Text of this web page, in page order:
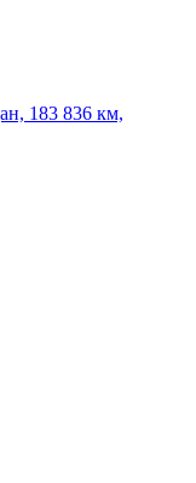
183 836 км,